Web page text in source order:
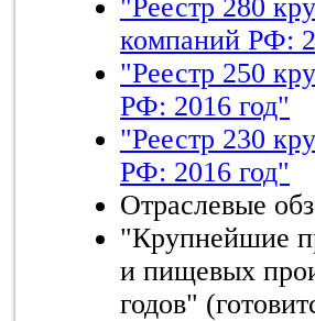
"Реестр 280
компаний РФ:
"Реестр 250
РФ: 2016 год"
"Реестр 230
РФ: 2016 год"
Отраслевые
"Крупнейшие
и пищевых
годов"